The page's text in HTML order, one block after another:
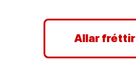
Allar fréttir